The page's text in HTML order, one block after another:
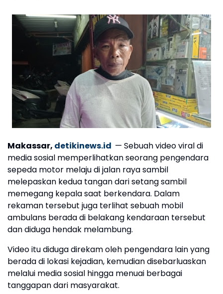
Makassar, detikinews.id — Sebuah video viral di
media sosial memperlihatkan seorang pengendara
sepeda motor melaju di jalan raya sambil
melepaskan kedua tangan dari setang sambil
memegang kepala saat berkendara. Dalam
rekaman tersebut juga terlihat sebuah mobil
ambulans berada di belakang kendaraan tersebut
dan diduga hendak melambung.
Video itu diduga direkam oleh pengendara lain yang
berada di lokasi kejadian, kemudian disebarluaskan
melalui media sosial hingga menuai berbagai
tanggapan dari masyarakat.